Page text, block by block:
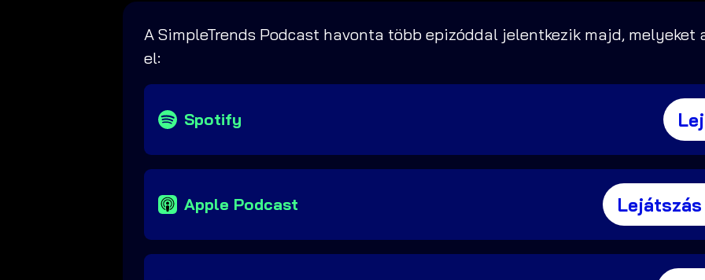
A SimpleTrends Podcast havonta több epizóddal jelentkezik majd,
el:
Spotify
Apple Podcast